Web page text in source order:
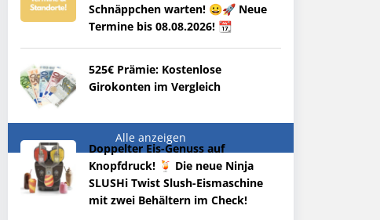
Schnäppchen warten! 😀🚀 Neue
Termine bis 08.08.2026! 📆
525€ Prämie: Kostenlose
Girokonten im Vergleich
Alle anzeigen
Doppelter Eis-Genuss auf
Knopfdruck! 🍹 Die neue Ninja
SLUSHi Twist Slush-Eismaschine
mit zwei Behältern im Check!